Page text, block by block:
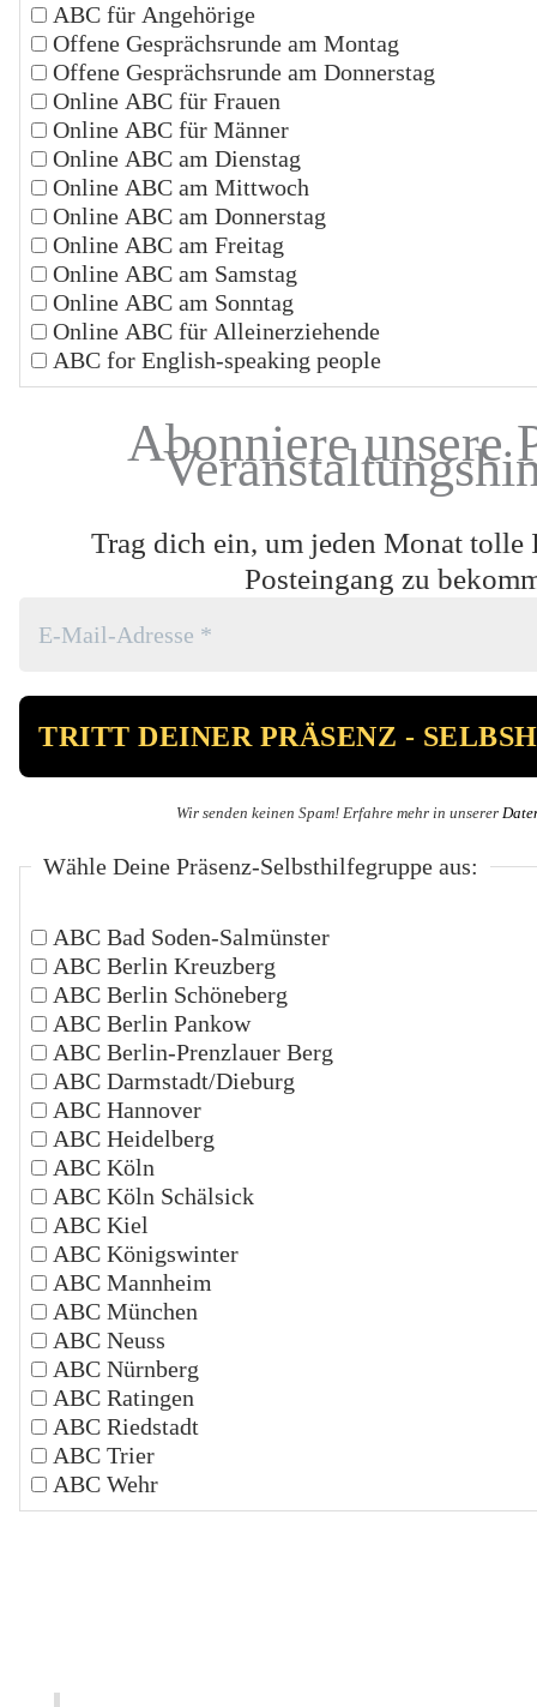
ABC für Angehörige
Offene Gesprächsrunde am Montag
Offene Gesprächsrunde am Donnerstag
Online ABC für Frauen
Online ABC für Männer
Online ABC am Dienstag
Online ABC am Mittwoch
Online ABC am Donnerstag
Online ABC am Freitag
Online ABC am Samstag
Online ABC am Sonntag
Online ABC für Alleinerziehende
ABC for English-speaking people
Abonniere unsere
Trag dich ein, um jeden Monat tolle
Posteingang zu
Wir senden keinen Spam! Erfahre mehr in unserer
Wähle Deine Präsenz-Selbsthilfegruppe aus:
ABC Bad Soden-Salmünster
ABC Berlin Kreuzberg
ABC Berlin Schöneberg
ABC Berlin Pankow
ABC Berlin-Prenzlauer Berg
ABC Darmstadt/Dieburg
ABC Hannover
ABC Heidelberg
ABC Köln
ABC Köln Schälsick
ABC Kiel
ABC Königswinter
ABC Mannheim
ABC München
ABC Neuss
ABC Nürnberg
ABC Ratingen
ABC Riedstadt
ABC Trier
ABC Wehr